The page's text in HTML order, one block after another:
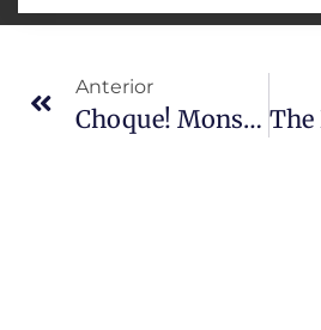
Anterior
Choque! Monster Hunter Wilds Despenca A Centavos: O Que Aconteceu?